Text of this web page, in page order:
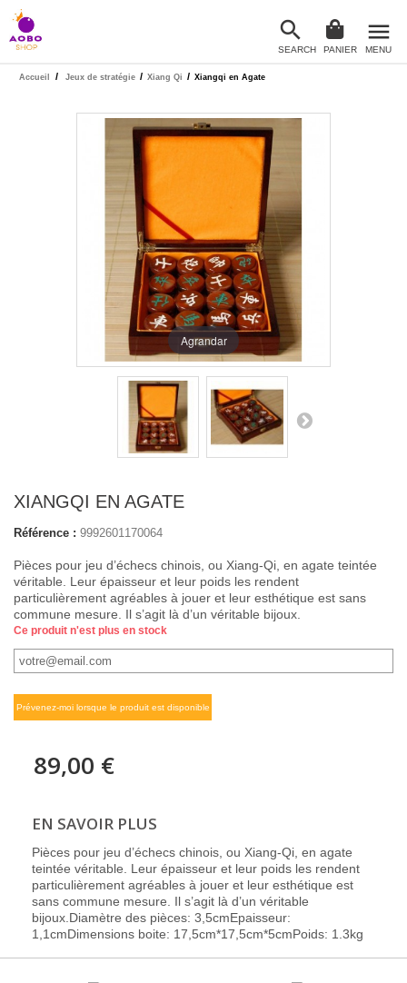
Accueil / Jeux de stratégie / Xiang Qi / Xiangqi en Agate
Agrandar
XIANGQI EN AGATE
Référence : 9992601170064
Pièces pour jeu d’échecs chinois, ou Xiang-Qi, en agate teintée
véritable. Leur épaisseur et leur poids les rendent
particulièrement agréables à jouer et leur esthétique est sans
commune mesure. Il s’agit là d’un véritable bijoux.
Ce produit n'est plus en stock
Prévenez-moi lorsque le produit est disponible
89,00 €
EN SAVOIR PLUS
Pièces pour jeu d’échecs chinois, ou Xiang-Qi, en agate
teintée véritable. Leur épaisseur et leur poids les rendent
particulièrement agréables à jouer et leur esthétique est
sans commune mesure. Il s’agit là d’un véritable
bijoux.Diamètre des pièces: 3,5cmEpaisseur:
1,1cmDimensions boite: 17,5cm*17,5cm*5cmPoids: 1.3kg

SEARCH PANIER
menu
MENU